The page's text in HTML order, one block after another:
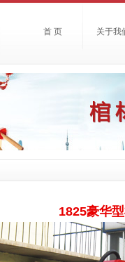
首 页 关于我
1825豪华